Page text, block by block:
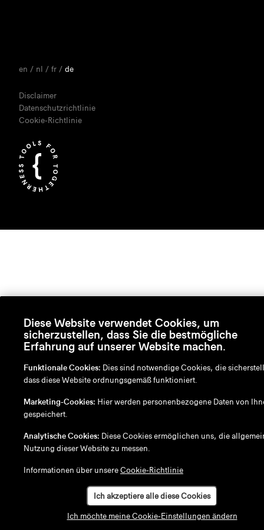
en / nl / fr / de
Disclaimer
Datenschutzrichtlinie
Cookie-Richtlinie
Diese Website verwendet Cookies, um
sicherzustellen, dass Sie die bestmögliche
Erfahrung auf unserer Website machen.
Funktionale Cookies: Dies sind notwendige Cookies, die
dass diese Website ordnungsgemäß funktioniert.
Marketing-Cookies: Hier werden personenbezogene Daten von
gespeichert.
Analytische Cookies: Diese Cookies ermöglichen uns, die
Nutzung dieser Website zu messen.
Informationen über unsereCookie-Richtlinie
Ich akzeptiere alle diese Cookies
Ich möchte meine Cookie-Einstellungen ändern